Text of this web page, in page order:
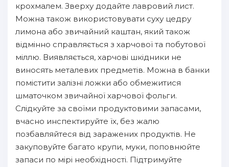
крохмалем. Зверху додайте лавровий лист.
Можна також використовувати суху цедру
лимона або звичайний каштан, який також
відмінно справляється з харчової та побутової
міллю. Виявляється, харчові шкідники не
виносять металевих предметів. Можна в банки
помістити залізні ложки або обмежитися
шматочком звичайної харчової фольги.
Слідкуйте за своїми продуктовими запасами,
вчасно инспектируйте їх, без жалю
позбавляйтеся від заражених продуктів. Не
закуповуйте багато крупи, муки, поповнюйте
запаси по мірі необхідності. Підтримуйте